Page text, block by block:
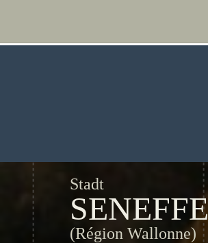
Stadt
SENEFFE
(Région Wallonne)